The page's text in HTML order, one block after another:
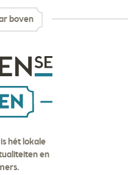
boven
hét lokale
en